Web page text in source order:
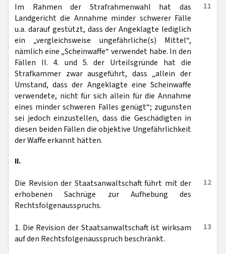
11
Im Rahmen der Strafrahmenwahl hat das
Landgericht die Annahme minder schwerer Fälle
u.a. darauf gestützt, dass der Angeklagte lediglich
ein „vergleichsweise ungefährliche(s) Mittel“,
nämlich eine „Scheinwaffe“ verwendet habe. In den
Fällen II. 4. und 5. der Urteilsgründe hat die
Strafkammer zwar ausgeführt, dass „allein der
Umstand, dass der Angeklagte eine Scheinwaffe
verwendete, nicht für sich allein für die Annahme
eines minder schweren Falles genügt“; zugunsten
sei jedoch einzustellen, dass die Geschädigten in
diesen beiden Fällen die objektive Ungefährlichkeit
der Waffe erkannt hätten.
II.
12
Die Revision der Staatsanwaltschaft führt mit der
erhobenen Sachrüge zur Aufhebung des
Rechtsfolgenausspruchs.
13
1. Die Revision der Staatsanwaltschaft ist wirksam
auf den Rechtsfolgenausspruch beschränkt.